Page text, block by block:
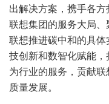
出解决方案，携手各
联想集团的服务大局
联想推进碳中和的具
技创新和数智化赋能，
为行业的服务，贡献
质量发展。